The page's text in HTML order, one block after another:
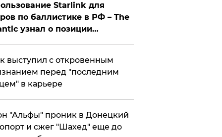
Starlink для
по баллистике в РФ – The
узнал о позиции
выступил с откровенным
перед "последним
в карьере
"Альфы" проник в Донецкий
и сжег "Шахед" еще до